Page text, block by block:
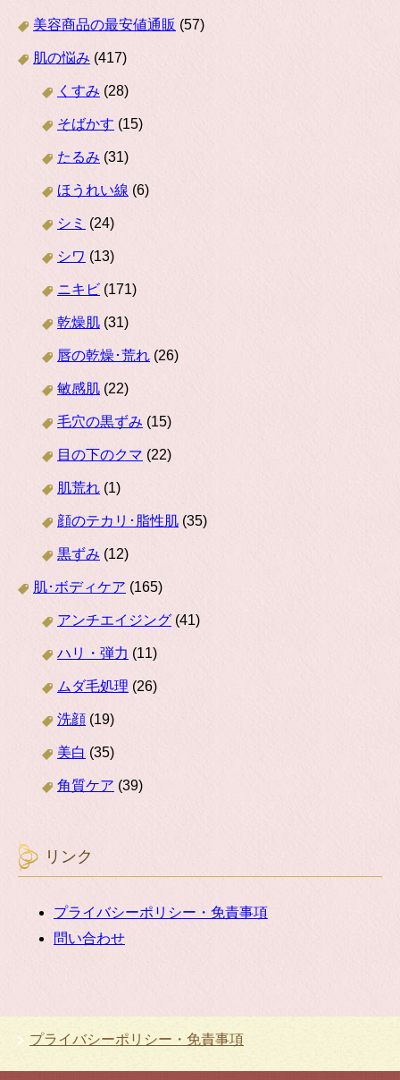
美容商品の最安値通販 (57)
肌の悩み (417)
くすみ (28)
そばかす (15)
たるみ (31)
ほうれい線 (6)
シミ (24)
シワ (13)
ニキビ (171)
乾燥肌 (31)
唇の乾燥･荒れ (26)
敏感肌 (22)
毛穴の黒ずみ (15)
目の下のクマ (22)
肌荒れ (1)
顔のテカリ･脂性肌 (35)
黒ずみ (12)
肌･ボディケア (165)
アンチエイジング (41)
ハリ・弾力 (11)
ムダ毛処理 (26)
洗顔 (19)
美白 (35)
角質ケア (39)
リンク
プライバシーポリシー・免責事項
問い合わせ
プライバシーポリシー・免責事項